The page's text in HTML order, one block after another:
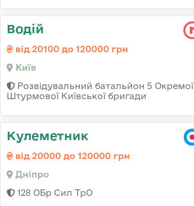
Водій
від 20100 до 120000 грн
Київ
Розвідувальний батальйон 5 Окремої
Штурмової Київської бригади
Кулеметник
від 20000 до 120000 грн
Дніпро
128 ОБр Сил ТрО